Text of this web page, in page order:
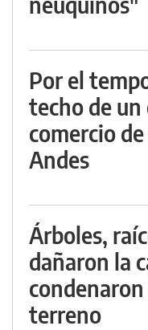
Por el
techo de
comercio
Andes
Árboles,
dañaron la
terreno